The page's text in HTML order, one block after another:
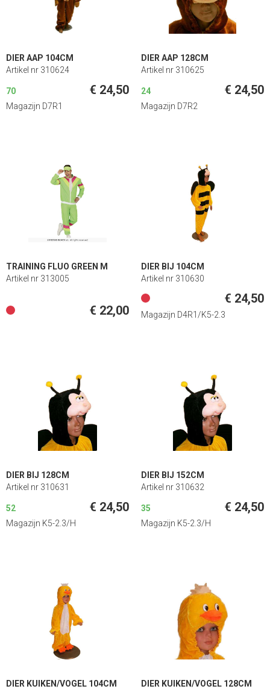
DIER AAP 104CM
Artikel nr 310624
70 € 24,50
Magazijn D7R1
DIER AAP 128CM
Artikel nr 310625
24 € 24,50
Magazijn D7R2
TRAINING FLUO GREEN M
Artikel nr 313005
€ 22,00
DIER BIJ 104CM
Artikel nr 310630
€ 24,50
Magazijn D4R1/K5-2.3
DIER BIJ 128CM
Artikel nr 310631
52 € 24,50
Magazijn K5-2.3/H
DIER BIJ 152CM
Artikel nr 310632
35 € 24,50
Magazijn K5-2.3/H
DIER KUIKEN/VOGEL 104CM
DIER KUIKEN/VOGEL 128CM